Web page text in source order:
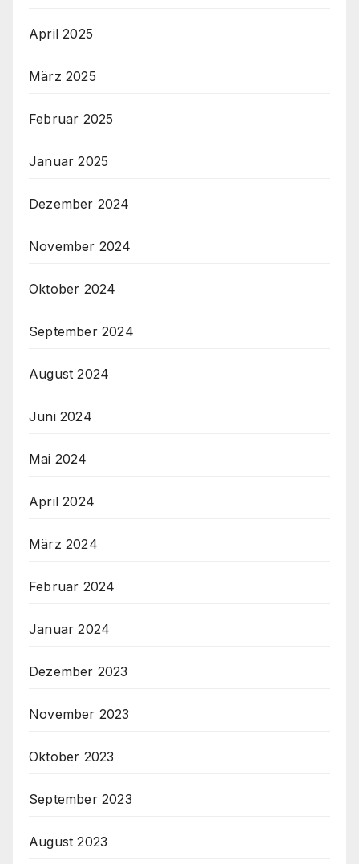
April 2025
März 2025
Februar 2025
Januar 2025
Dezember 2024
November 2024
Oktober 2024
September 2024
August 2024
Juni 2024
Mai 2024
April 2024
März 2024
Februar 2024
Januar 2024
Dezember 2023
November 2023
Oktober 2023
September 2023
August 2023